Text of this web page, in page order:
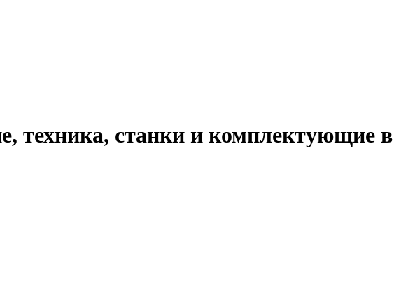
техника, станки и комплектующие в